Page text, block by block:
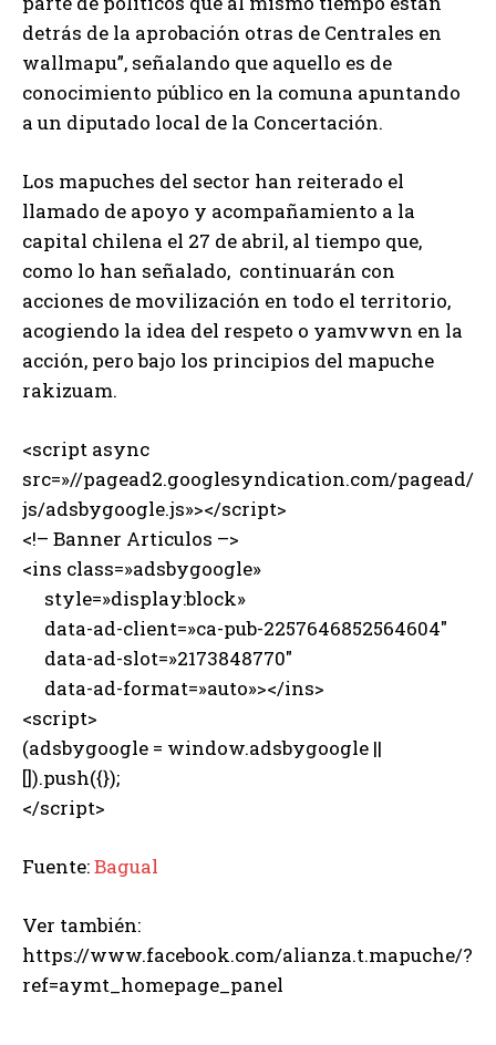
detrás de la aprobación otras de Centrales en
wallmapu”, señalando que aquello es de
conocimiento público en la comuna apuntando
a un diputado local de la Concertación.
Los mapuches del sector han reiterado el
llamado de apoyo y acompañamiento a la
capital chilena el 27 de abril, al tiempo que,
como lo han señalado, continuarán con
acciones de movilización en todo el territorio,
acogiendo la idea del respeto o yamvwvn en la
acción, pero bajo los principios del mapuche
rakizuam.
<script async
src=»//pagead2.googlesyndication.com/pagead/
js/adsbygoogle.js»></script>
<!– Banner Articulos –>
<ins class=»adsbygoogle»
style=»display:block»
data-ad-client=»ca-pub-2257646852564604″
data-ad-slot=»2173848770″
data-ad-format=»auto»></ins>
<script>
(adsbygoogle = window.adsbygoogle ||
[]).push({});
</script>
Fuente:Bagual
Ver también:
https://www.facebook.com/alianza.t.mapuche/?
ref=aymt_homepage_panel